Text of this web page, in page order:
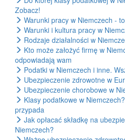
Zobacz!
Warunki pracy w Niemczech -
Warunki i kultura pracy w
Rodzaje działalności w
Kto może założyć firmę w
odpowiadają wam
Podatki w Niemczech i inne.
Ubezpieczenie zdrowotne w
Ubezpieczenie chorobowe w
Klasy podatkowe w
przypada
Jak opłacać składkę na
Niemczech?